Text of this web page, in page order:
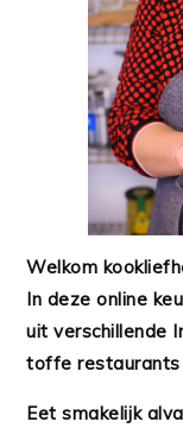
Welkom
In deze online
uit verschillende
toffe restaurants
Eet smakelijk